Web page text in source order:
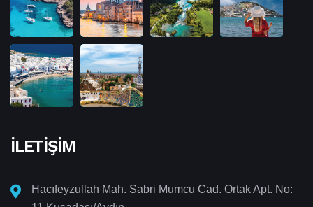
İLETIŞIM
Hacıfeyzullah Mah. Sabri Mumcu Cad. Ortak Apt. No: